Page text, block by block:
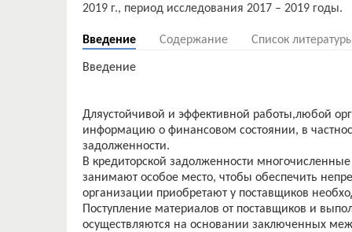
Введение Содержание Список
Введение
Дляустойчивой и эффективной работы,любой
информацию о финансовом состоянии, в
задолженности.
В кредиторской задолженности
занимают особое место, чтобы обеспечить
организации приобретают у поставщиков
Поступление материалов от поставщиков и
осуществляются на основании заключенных